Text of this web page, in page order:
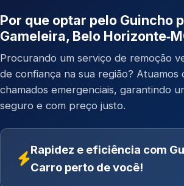
Por que optar pelo Guincho
Gameleira, Belo
Procurando um serviço de remoção
de confiança na sua região? Atuamos
chamados emergenciais, garantindo
seguro e com preço justo.
Rapidez e eficiência com
Carro perto de você!